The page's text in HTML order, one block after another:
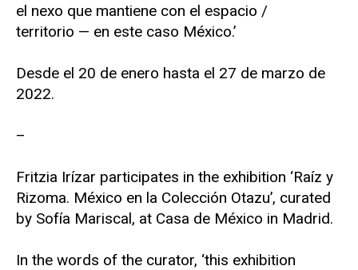
el nexo que mantiene con el espacio /
territorio — en este caso México.’
Desde el 20 de enero hasta el 27 de marzo de
2022.
–
Fritzia Irízar participates in the exhibition ‘Raíz y
Rizoma. México en la Colección Otazu’, curated
by Sofía Mariscal, at Casa de México in Madrid.
In the words of the curator, ‘this exhibition